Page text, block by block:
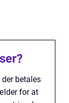
betales
for at